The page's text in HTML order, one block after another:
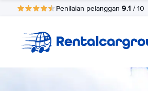
Penilaian pelanggan 9.1 / 10